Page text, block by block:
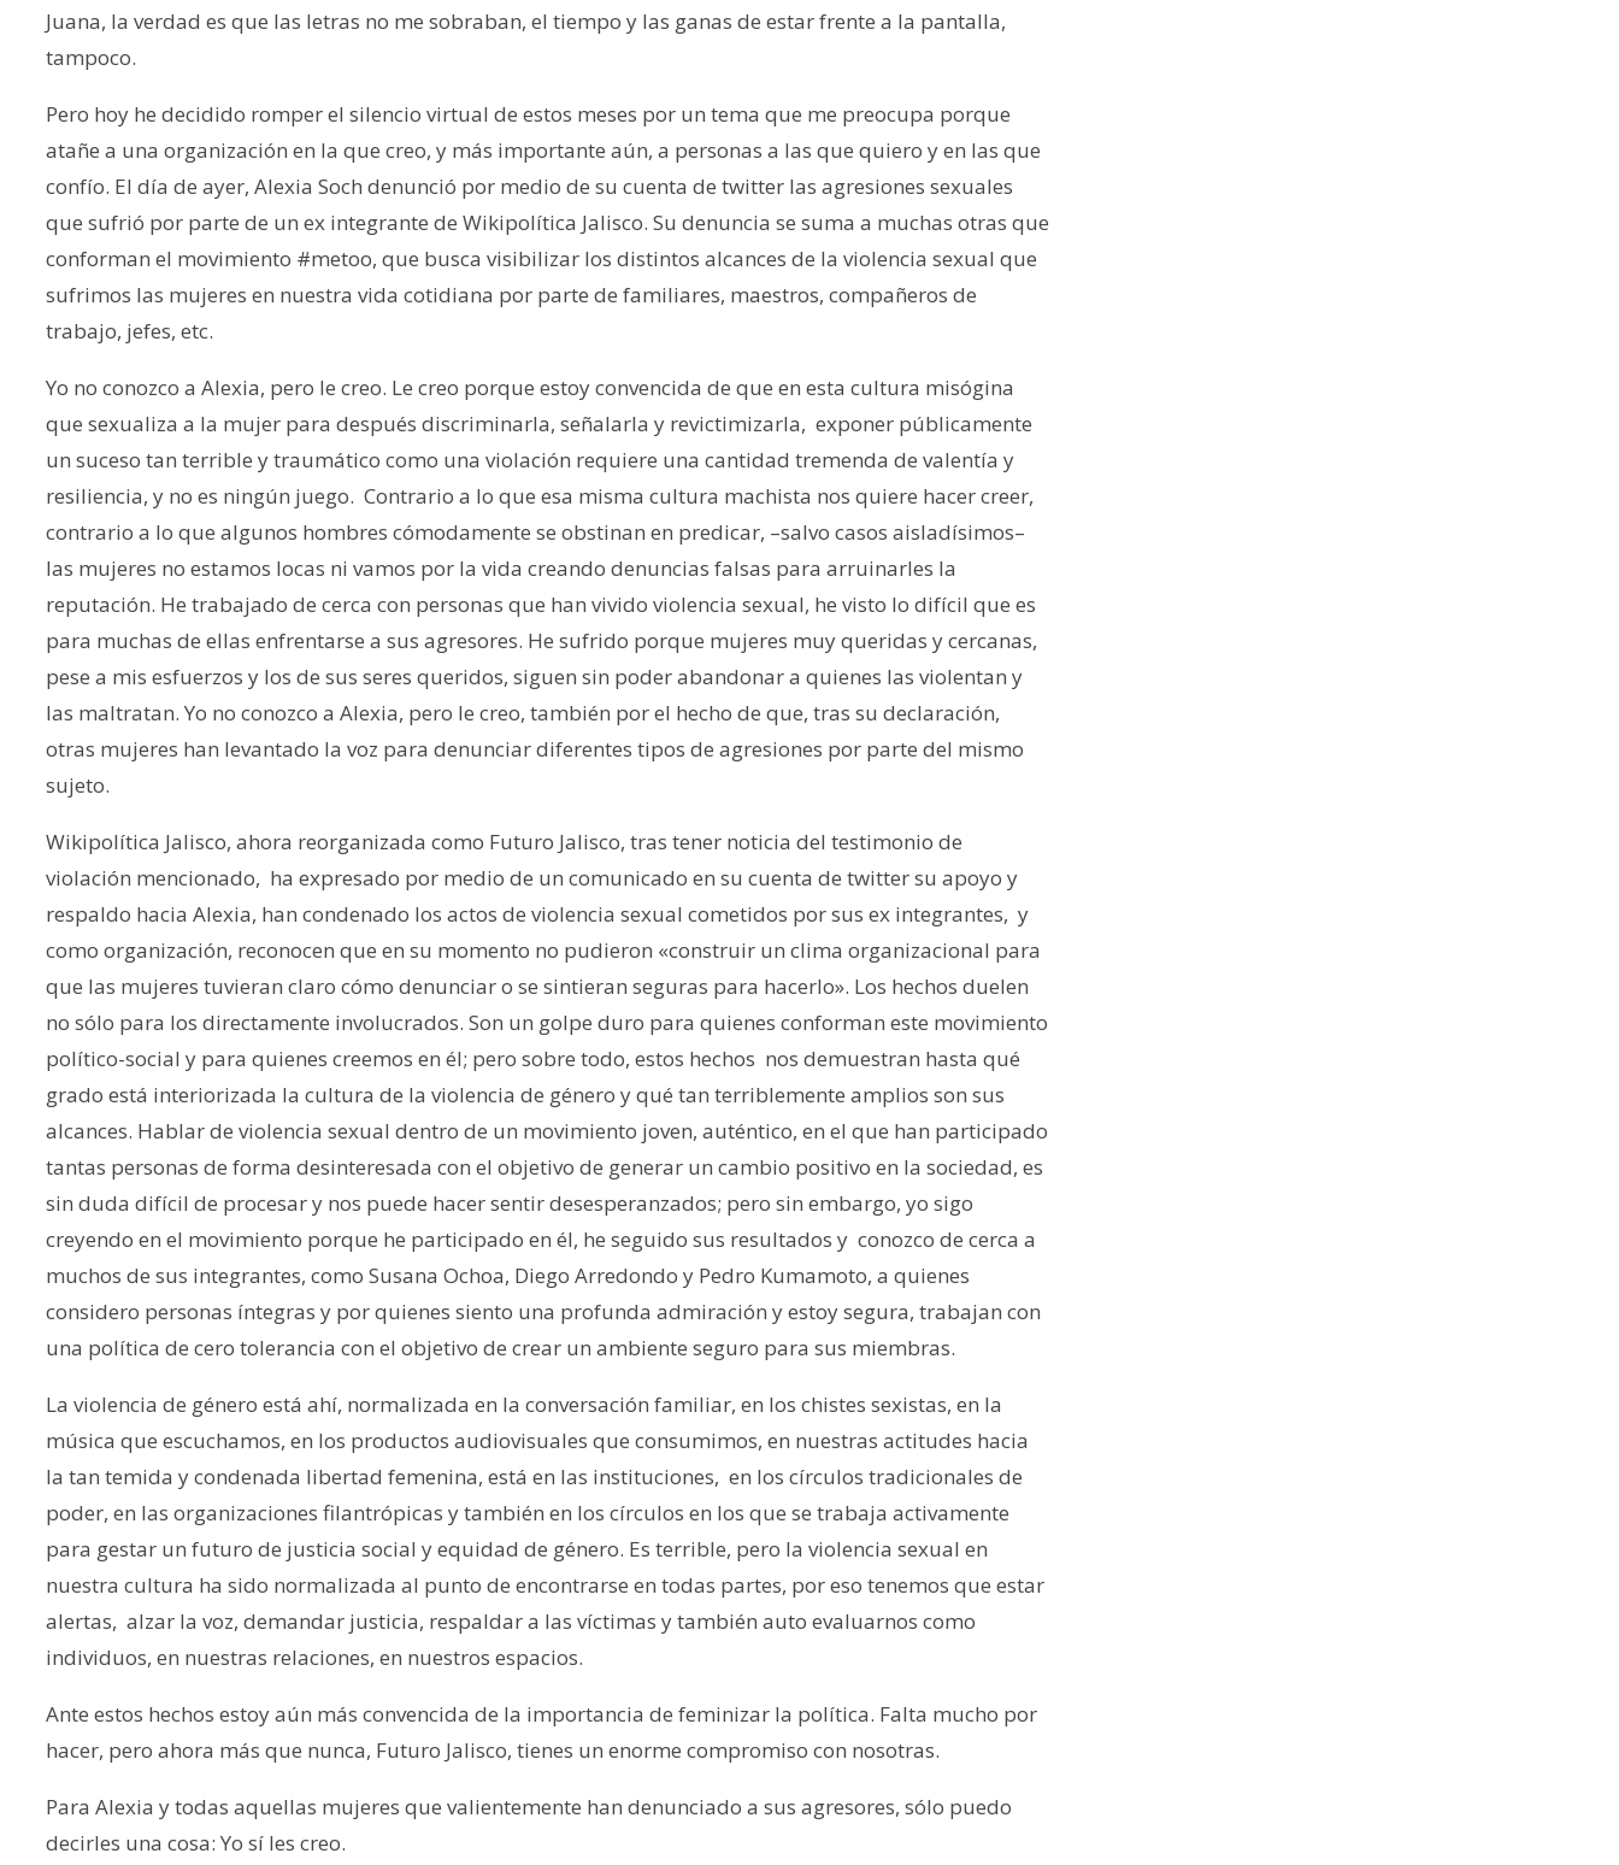
Juana, la verdad es que las letras no me sobraban, el tiempo y las ganas de estar frente a la pantalla,
tampoco.
Pero hoy he decidido romper el silencio virtual de estos meses por un tema que me preocupa porque
atañe a una organización en la que creo, y más importante aún, a personas a las que quiero y en las que
confío. El día de ayer, Alexia Soch denunció por medio de su cuenta de twitter las agresiones sexuales
que sufrió por parte de un ex integrante de Wikipolítica Jalisco. Su denuncia se suma a muchas otras que
conforman el movimiento #metoo, que busca visibilizar los distintos alcances de la violencia sexual que
sufrimos las mujeres en nuestra vida cotidiana por parte de familiares, maestros, compañeros de
trabajo, jefes, etc.
Yo no conozco a Alexia, pero le creo. Le creo porque estoy convencida de que en esta cultura misógina
que sexualiza a la mujer para después discriminarla, señalarla y revictimizarla, exponer públicamente
un suceso tan terrible y traumático como una violación requiere una cantidad tremenda de valentía y
resiliencia, y no es ningún juego. Contrario a lo que esa misma cultura machista nos quiere hacer creer,
contrario a lo que algunos hombres cómodamente se obstinan en predicar, –salvo casos aisladísimos–
las mujeres no estamos locas ni vamos por la vida creando denuncias falsas para arruinarles la
reputación. He trabajado de cerca con personas que han vivido violencia sexual, he visto lo difícil que es
para muchas de ellas enfrentarse a sus agresores. He sufrido porque mujeres muy queridas y cercanas,
pese a mis esfuerzos y los de sus seres queridos, siguen sin poder abandonar a quienes las violentan y
las maltratan. Yo no conozco a Alexia, pero le creo, también por el hecho de que, tras su declaración,
otras mujeres han levantado la voz para denunciar diferentes tipos de agresiones por parte del mismo
sujeto.
Wikipolítica Jalisco, ahora reorganizada como Futuro Jalisco, tras tener noticia del testimonio de
violación mencionado, ha expresado por medio de un comunicado en su cuenta de twitter su apoyo y
respaldo hacia Alexia, han condenado los actos de violencia sexual cometidos por sus ex integrantes, y
como organización, reconocen que en su momento no pudieron «construir un clima organizacional para
que las mujeres tuvieran claro cómo denunciar o se sintieran seguras para hacerlo». Los hechos duelen
no sólo para los directamente involucrados. Son un golpe duro para quienes conforman este movimiento
político-social y para quienes creemos en él; pero sobre todo, estos hechos nos demuestran hasta qué
grado está interiorizada la cultura de la violencia de género y qué tan terriblemente amplios son sus
alcances. Hablar de violencia sexual dentro de un movimiento joven, auténtico, en el que han participado
tantas personas de forma desinteresada con el objetivo de generar un cambio positivo en la sociedad, es
sin duda difícil de procesar y nos puede hacer sentir desesperanzados; pero sin embargo, yo sigo
creyendo en el movimiento porque he participado en él, he seguido sus resultados y conozco de cerca a
muchos de sus integrantes, como Susana Ochoa, Diego Arredondo y Pedro Kumamoto, a quienes
considero personas íntegras y por quienes siento una profunda admiración y estoy segura, trabajan con
una política de cero tolerancia con el objetivo de crear un ambiente seguro para sus miembras.
La violencia de género está ahí, normalizada en la conversación familiar, en los chistes sexistas, en la
música que escuchamos, en los productos audiovisuales que consumimos, en nuestras actitudes hacia
la tan temida y condenada libertad femenina, está en las instituciones, en los círculos tradicionales de
poder, en las organizaciones filantrópicas y también en los círculos en los que se trabaja activamente
para gestar un futuro de justicia social y equidad de género. Es terrible, pero la violencia sexual en
nuestra cultura ha sido normalizada al punto de encontrarse en todas partes, por eso tenemos que estar
alertas, alzar la voz, demandar justicia, respaldar a las víctimas y también auto evaluarnos como
individuos, en nuestras relaciones, en nuestros espacios.
Ante estos hechos estoy aún más convencida de la importancia de feminizar la política. Falta mucho por
hacer, pero ahora más que nunca, Futuro Jalisco, tienes un enorme compromiso con nosotras.
Para Alexia y todas aquellas mujeres que valientemente han denunciado a sus agresores, sólo puedo
decirles una cosa: Yo sí les creo.